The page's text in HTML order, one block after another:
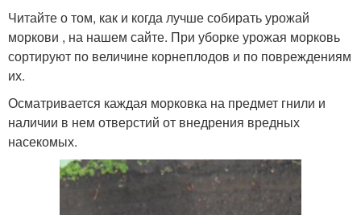
Читайте о том, как и когда лучше собирать урожай
моркови , на нашем сайте. При уборке урожая морковь
сортируют по величине корнеплодов и по повреждениям
их.
Осматривается каждая морковка на предмет гнили и
наличии в нем отверстий от внедрения вредных
насекомых.